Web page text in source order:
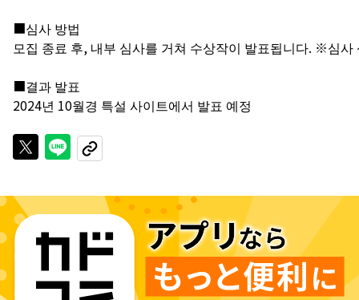
■심사 방법
모집 종료 후, 내부 심사를 거쳐 수상작이 발표됩니다. ※심
■결과 발표
Xで投稿するLINEでシェアする
URLをコピーする